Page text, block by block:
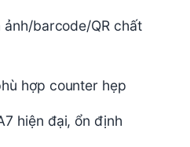
ảnh/barcode/QR chất
hợp counter hẹp
hiện đại, ổn định